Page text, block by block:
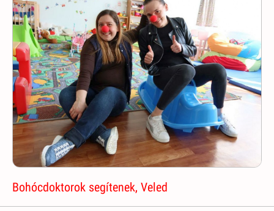
Bohócdoktorok segítenek, Veled